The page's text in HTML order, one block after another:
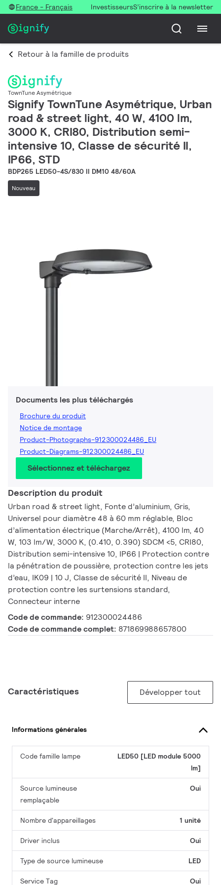
France - Français InvestisseursS’inscrire à la newsletter
Retour à la famille de produits
TownTune Asymétrique
Signify TownTune Asymétrique, Urban
road & street light, 40 W, 4100 lm,
3000 K, CRI80, Distribution semi-
intensive 10, Classe de sécurité II,
IP66, STD
BDP265 LED50-4S/830 II DM10 48/60A
Nouveau
Documents les plus téléchargés
Brochure du produit
Notice de montage
Product-Photographs-912300024486_EU
Product-Diagrams-912300024486_EU
Sélectionnez et téléchargez
Description du produit
Urban road & street light, Fonte d’aluminium, Gris,
Universel pour diamètre 48 à 60 mm réglable, Bloc
d’alimentation électrique (Marche/Arrêt), 4100 lm, 40
W, 103 lm/W, 3000 K, (0.410, 0.390) SDCM <5, CRI80,
Distribution semi-intensive 10, IP66 | Protection contre
la pénétration de poussière, protection contre les jets
d’eau, IK09 | 10 J, Classe de sécurité II, Niveau de
protection contre les surtensions standard,
Connecteur interne
Code de commande: 912300024486
Code de commande complet: 871869988657800
Caractéristiques Développer tout
Informations générales
Code famille lampe
LED50 [LED module 5000
lm]
Source lumineuse
remplaçable
Oui
Nombre d'appareillages 1 unité
Driver inclus Oui
Type de source lumineuse LED
Service Tag Oui